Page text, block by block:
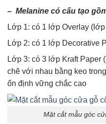
– Melanine có cấu tạo
Lớp 1: có 1 lớp Overlay
Lớp 2: có 1 lớp Decorative
Lớp 3: có 3 lớp Kraft Paper
chẽ với nhau bằng keo
ổn định vững chắc cao
Mặt cắt mẫu góc